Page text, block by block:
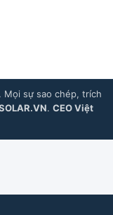
. Mọi sự sao chép, trích
. CEO Việt